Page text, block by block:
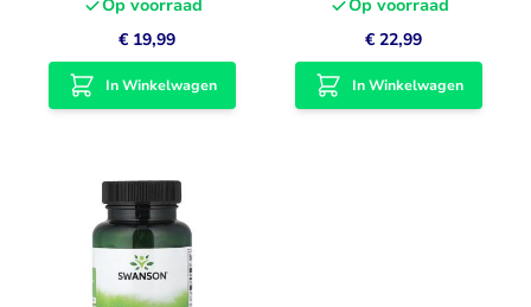
Op voorraad
€ 19,99
In Winkelwagen
Op voorraad
€ 22,99
In Winkelwagen